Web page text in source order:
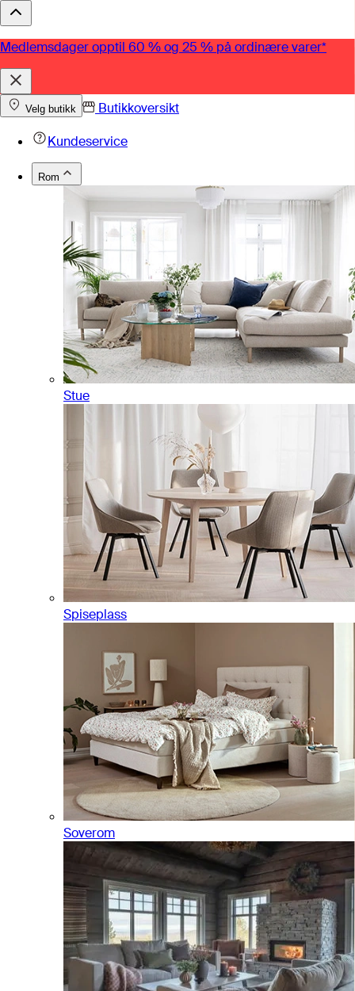
Medlemsdager opptil 60 % og 25 % på ordinære varer*
Velg butikk
Butikkoversikt
Kundeservice
Rom
Stue
Spiseplass
Soverom